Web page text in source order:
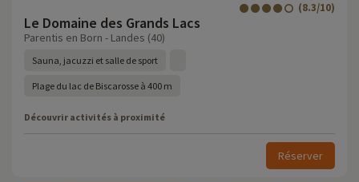
Le Domaine des Grands Lacs
(8.3/10)
Parentis en Born - Landes (40)
Sauna, jacuzzi et salle de sport
Plage du lac de Biscarosse à 400 m
Découvrir activités à proximité
Réserver